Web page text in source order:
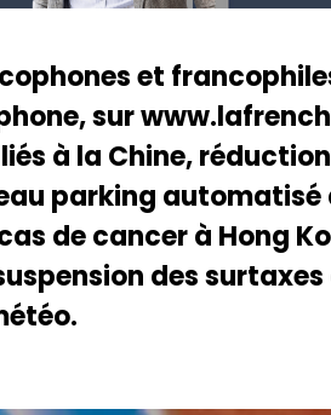
et
sur
à la Chine,
parking
de cancer à Hong
des